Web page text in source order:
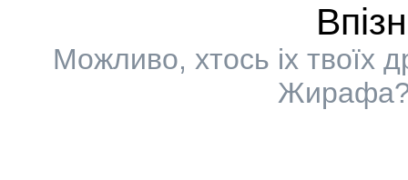
Можливо, хтось іх твоїх
Жирафа?